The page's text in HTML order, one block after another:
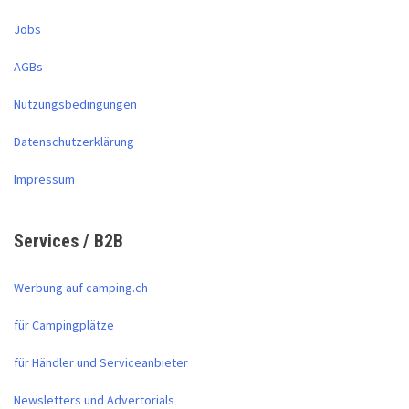
Jobs
AGBs
Nutzungsbedingungen
Datenschutzerklärung
Impressum
Services / B2B
Werbung auf camping.ch
für Campingplätze
für Händler und Serviceanbieter
Newsletters und Advertorials